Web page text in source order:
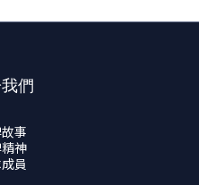
們
事
神
員